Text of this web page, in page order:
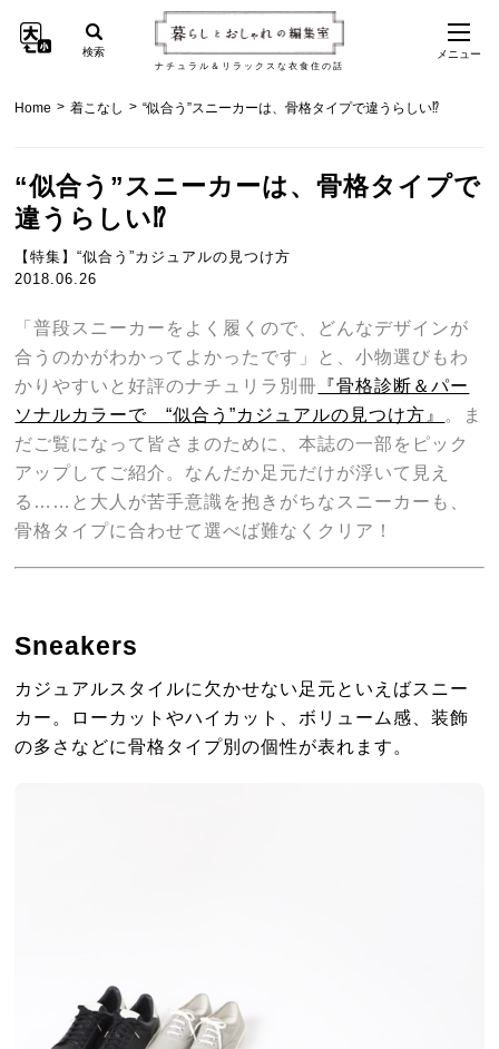
ナチュラル＆リラックスな衣食住の話
検索 メニュー
Home > 着こなし > “似合う”スニーカーは、骨格タイプで違うらしい⁉︎
“似合う”スニーカーは、骨格タイプで
違うらしい⁉︎
【特集】“似合う”カジュアルの見つけ方
2018.06.26
「普段スニーカーをよく履くので、どんなデザインが
合うのかがわかってよかったです」と、小物選びもわ
かりやすいと好評のナチュリラ別冊
『骨格診断＆パー
ソナルカラーで “似合う”カジュアルの見つけ方』 。ま
だご覧になって皆さまのために、本誌の一部をピック
アップしてご紹介。なんだか足元だけが浮いて見え
る……と大人が苦手意識を抱きがちなスニーカーも、
骨格タイプに合わせて選べば難なくクリア！
Sneakers
カジュアルスタイルに欠かせない足元といえばスニー
カー。ローカットやハイカット、ボリューム感、装飾
の多さなどに骨格タイプ別の個性が表れます。